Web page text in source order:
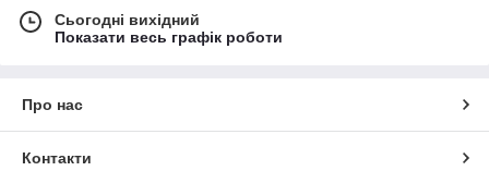
Сьогодні вихідний
Показати весь графік роботи
Про нас
Контакти